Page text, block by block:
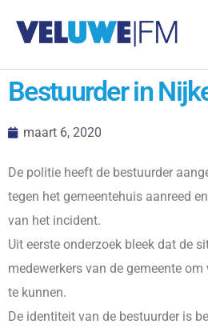
Bestuurder in
maart 6, 2020
De politie heeft de bestuurder
tegen het gemeentehuis aanreed
van het incident.
Uit eerste onderzoek bleek dat de
medewerkers van de gemeente
te kunnen.
De identiteit van de bestuurder is